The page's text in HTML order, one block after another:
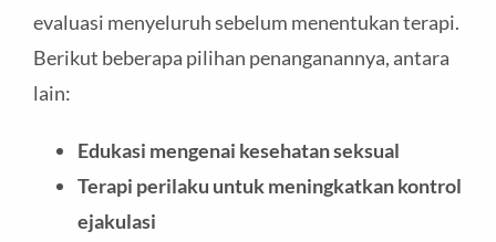
evaluasi menyeluruh sebelum menentukan terapi.
Berikut beberapa pilihan penanganannya, antara
lain:
Edukasi mengenai kesehatan seksual
Terapi perilaku untuk meningkatkan kontrol
ejakulasi